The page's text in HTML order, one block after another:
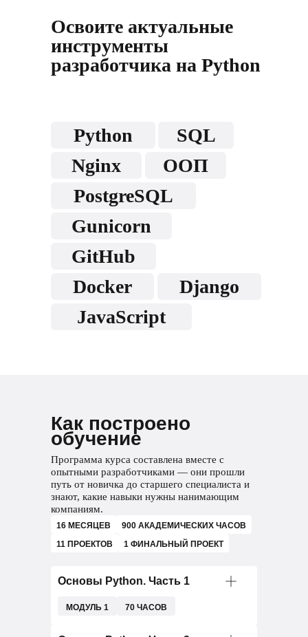
Освоите актуальные
инструменты
разработчика на Python
Python
Django
JavaScript
GitHub
PostgreSQL
Nginx
Gunicorn
SQL
Docker
ООП
Как построено
обучение
Программа курса составлена вместе с
опытными разработчиками — они прошли
путь от новичка до старшего специалиста и
знают, какие навыки нужны нанимающим
компаниям.
16 МЕСЯЦЕВ
900 АКАДЕМИЧЕСКИХ ЧАСОВ
11 ПРОЕКТОВ
1 ФИНАЛЬНЫЙ ПРОЕКТ
Основы Python. Часть 1
МОДУЛЬ 1 70 ЧАСОВ